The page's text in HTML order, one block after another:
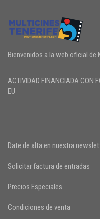
Bienvenidos a la web oficial de
ACTIVIDAD FINANCIADA CON
EU
Date de alta en nuestra
Solicitar factura de entradas
Precios Especiales
Condiciones de venta